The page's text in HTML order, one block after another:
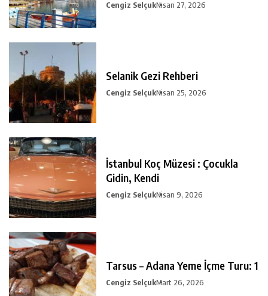
Cengiz SelçukNisan 27, 2026
Selanik Gezi Rehberi
Cengiz SelçukNisan 25, 2026
İstanbul Koç Müzesi : Çocukla
Gidin, Kendi
Cengiz SelçukNisan 9, 2026
Tarsus – Adana Yeme İçme Turu: 1
Cengiz SelçukMart 26, 2026